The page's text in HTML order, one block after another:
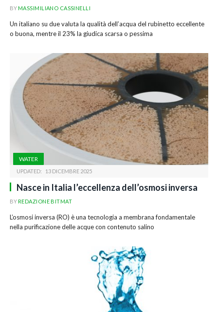
BYMASSIMILIANO CASSINELLI
Un italiano su due valuta la qualità dell’acqua del rubinetto eccellente
o buona, mentre il 23% la giudica scarsa o pessima
WATER
UPDATED: 13 DICEMBRE 2025
Nasce in Italia l’eccellenza dell’osmosi inversa
BYREDAZIONE BITMAT
L’osmosi inversa (RO) è una tecnologia a membrana fondamentale
nella purificazione delle acque con contenuto salino